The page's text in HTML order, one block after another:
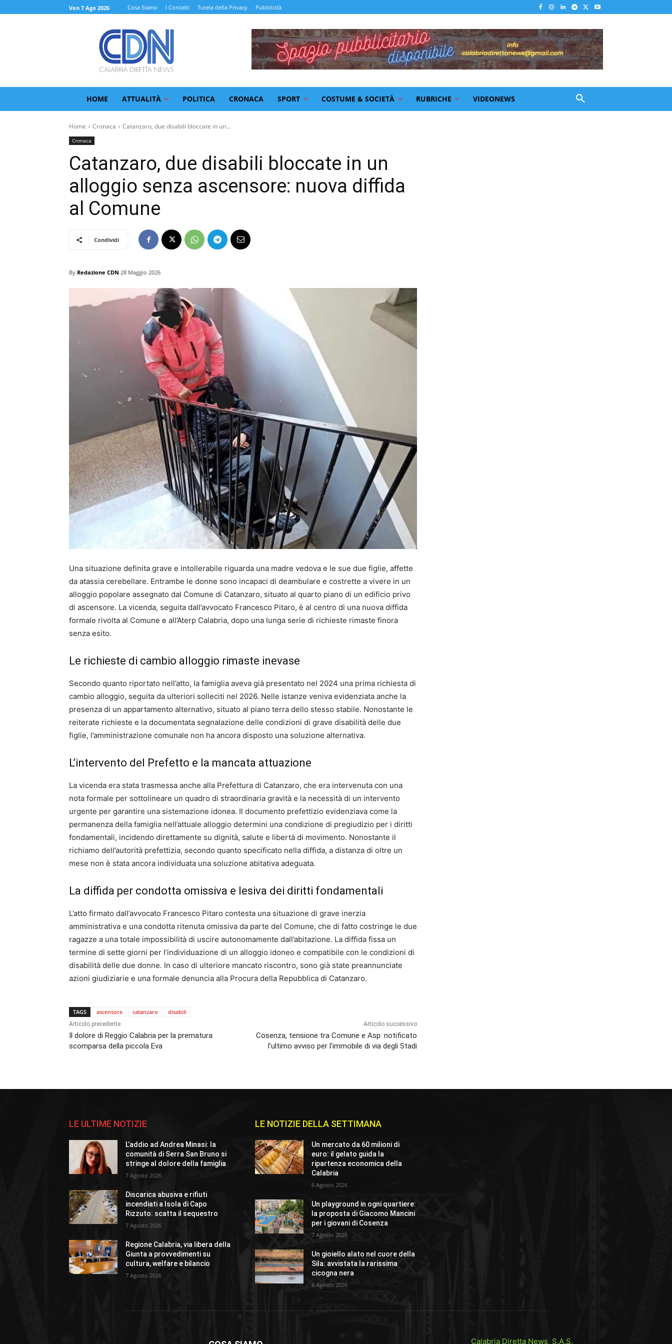
Ven 7 Ago 2026 Cosa Siamo I Contatti Tutela della Privacy Pubblicità
HOME ATTUALITÀ POLITICA CRONACA SPORT COSTUME & SOCIETÀ RUBRICHE VIDEONEWS
Home Cronaca Catanzaro, due disabili bloccate in un...
Cronaca
Catanzaro, due disabili bloccate in un
alloggio senza ascensore: nuova diffida
al Comune
Condividi
By Redazione CDN 28 Maggio 2026
Una situazione definita grave e intollerabile riguarda una madre vedova e le sue due figlie, affette
da atassia cerebellare. Entrambe le donne sono incapaci di deambulare e costrette a vivere in un
alloggio popolare assegnato dal Comune di Catanzaro, situato al quarto piano di un edificio privo
di ascensore. La vicenda, seguita dall’avvocato Francesco Pitaro, è al centro di una nuova diffida
formale rivolta al Comune e all’Aterp Calabria, dopo una lunga serie di richieste rimaste finora
senza esito.
Le richieste di cambio alloggio rimaste inevase
Secondo quanto riportato nell’atto, la famiglia aveva già presentato nel 2024 una prima richiesta di
cambio alloggio, seguita da ulteriori solleciti nel 2026. Nelle istanze veniva evidenziata anche la
presenza di un appartamento alternativo, situato al piano terra dello stesso stabile. Nonostante le
reiterate richieste e la documentata segnalazione delle condizioni di grave disabilità delle due
figlie, l’amministrazione comunale non ha ancora disposto una soluzione alternativa.
L’intervento del Prefetto e la mancata attuazione
La vicenda era stata trasmessa anche alla Prefettura di Catanzaro, che era intervenuta con una
nota formale per sottolineare un quadro di straordinaria gravità e la necessità di un intervento
urgente per garantire una sistemazione idonea. Il documento prefettizio evidenziava come la
permanenza della famiglia nell’attuale alloggio determini una condizione di pregiudizio per i diritti
fondamentali, incidendo direttamente su dignità, salute e libertà di movimento. Nonostante il
richiamo dell’autorità prefettizia, secondo quanto specificato nella diffida, a distanza di oltre un
mese non è stata ancora individuata una soluzione abitativa adeguata.
La diffida per condotta omissiva e lesiva dei diritti fondamentali
L’atto firmato dall’avvocato Francesco Pitaro contesta una situazione di grave inerzia
amministrativa e una condotta ritenuta omissiva da parte del Comune, che di fatto costringe le due
ragazze a una totale impossibilità di uscire autonomamente dall’abitazione. La diffida fissa un
termine di sette giorni per l’individuazione di un alloggio idoneo e compatibile con le condizioni di
disabilità delle due donne. In caso di ulteriore mancato riscontro, sono già state preannunciate
azioni giudiziarie e una formale denuncia alla Procura della Repubblica di Catanzaro.
TAGS ascensore catanzaro disabili
Articolo precedente
Il dolore di Reggio Calabria per la prematura
scomparsa della piccola Eva
Articolo successivo
Cosenza, tensione tra Comune e Asp: notificato
l’ultimo avviso per l’immobile di via degli Stadi
LE ULTIME NOTIZIE
L’addio ad Andrea Minasi: la
comunità di Serra San Bruno si
stringe al dolore della famiglia
7 Agosto 2026
Discarica abusiva e rifiuti
incendiati a Isola di Capo
Rizzuto: scatta il sequestro
7 Agosto 2026
Regione Calabria, via libera della
Giunta a provvedimenti su
cultura, welfare e bilancio
7 Agosto 2026
LE NOTIZIE DELLA SETTIMANA
Un mercato da 60 milioni di
euro: il gelato guida la
ripartenza economica della
Calabria
6 Agosto 2026
Un playground in ogni quartiere:
la proposta di Giacomo Mancini
per i giovani di Cosenza
7 Agosto 2026
Un gioiello alato nel cuore della
Sila: avvistata la rarissima
cicogna nera
6 Agosto 2026
Calabria Diretta News S.A.S.